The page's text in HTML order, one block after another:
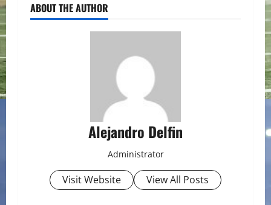
ABOUT THE AUTHOR
Alejandro Delfin
Administrator
Visit Website View All Posts